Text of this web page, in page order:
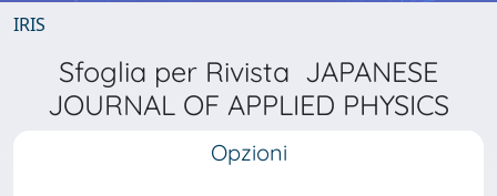
IRIS
Sfoglia per Rivista JAPANESE
JOURNAL OF APPLIED PHYSICS
Opzioni